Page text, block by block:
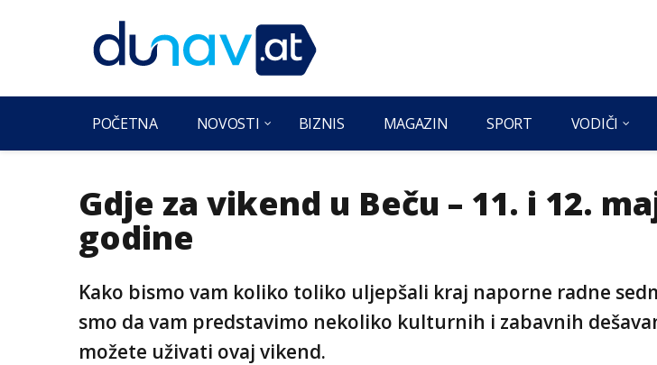
POČETNA NOVOSTI BIZNIS MAGAZIN SPORT VODIČI
Gdje za vikend u Beču – 11. i 12.
godine
Kako bismo vam koliko toliko uljepšali kraj naporne radne
smo da vam predstavimo nekoliko kulturnih i zabavnih
možete uživati ovaj vikend.